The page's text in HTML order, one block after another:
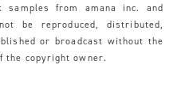
samples from amana inc. and
be reproduced, distributed,
or broadcast without the
copyright owner.